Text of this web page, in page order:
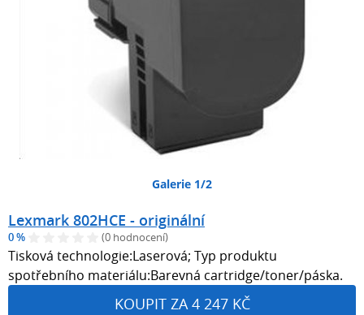
Galerie 1/2
Lexmark 802HCE - originální
0 % (0 hodnocení)
Tisková technologie:Laserová; Typ produktu
spotřebního materiálu:Barevná cartridge/toner/páska.
KOUPIT ZA 4 247 KČ